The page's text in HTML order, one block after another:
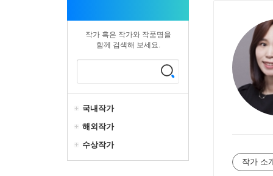
작가 혹은 작가와 작품명을
함께 검색해 보세요.
국내작가
해외작가
수상작가
작가 소